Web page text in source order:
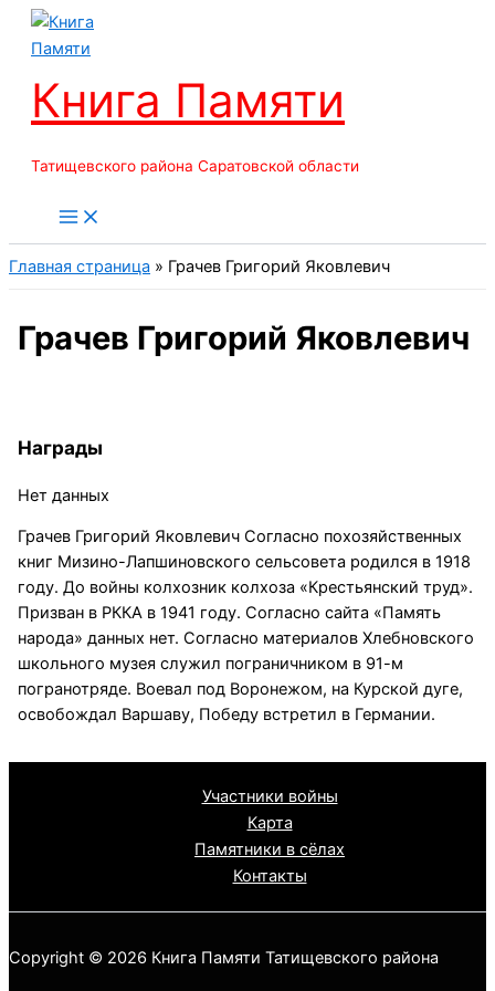
Перейти
Книга Памяти
Татищевского района Саратовской области
Главная страница » Грачев Григорий Яковлевич
Грачев Григорий Яковлевич
Награды
Нет данных
Грачев Григорий Яковлевич Согласно похозяйственных
книг Мизино-Лапшиновского сельсовета родился в 1918
году. До войны колхозник колхоза «Крестьянский труд».
Призван в РККА в 1941 году. Согласно сайта «Память
народа» данных нет. Согласно материалов Хлебновского
школьного музея служил пограничником в 91-м
погранотряде. Воевал под Воронежом, на Курской дуге,
освобождал Варшаву, Победу встретил в Германии.
Участники войны
Карта
Памятники в сёлах
Контакты
Copyright © 2026 Книга Памяти Татищевского района